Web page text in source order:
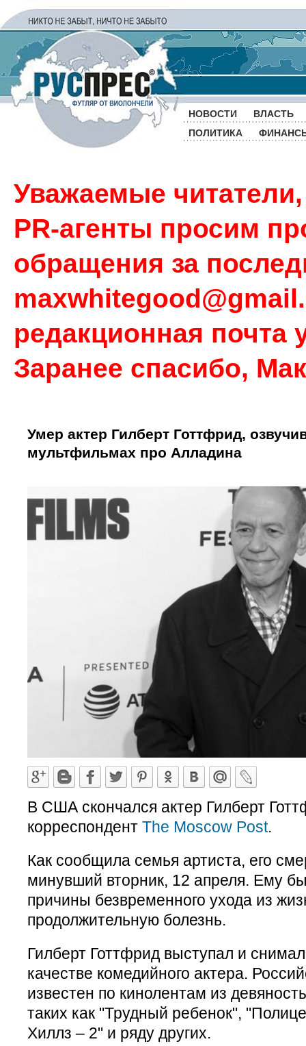
НОВОСТИ
ВЛАСТЬ
ПОЛИТИКА
Уважаемые
PR-агенты просим
обращения за
редакционная почта
Заранее спасибо,
Умер актер Гилберт Готтфрид,
мультфильмах про Алладина
В США скончался актер Гилберт
корреспондент The Moscow Post.
Как сообщила семья артиста, его
минувший вторник, 12 апреля. Ему
причины безвременного ухода из
продолжительную болезнь.
Гилберт Готтфрид выступал и
качестве комедийного актера.
известен по кинолентам из
таких как "Трудный ребенок",
Хиллз – 2" и ряду других.